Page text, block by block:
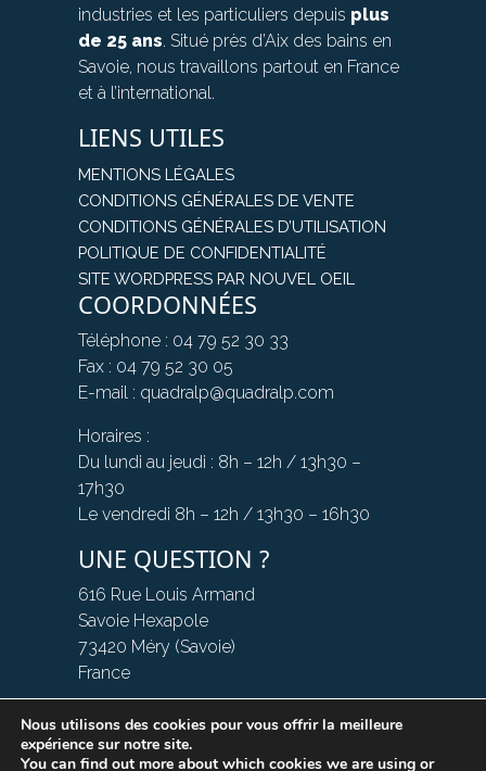
Nous utilisons des cookies pour vous offrir la meilleure
expérience sur notre site.
You can find out more about which cookies we are using or
industries et les particuliers depuis plus
de 25 ans. Situé près d’Aix des bains en
Savoie, nous travaillons partout en France
et à l’international.
LIENS UTILES
MENTIONS LÉGALES
CONDITIONS GÉNÉRALES DE VENTE
CONDITIONS GÉNÉRALES D’UTILISATION
POLITIQUE DE CONFIDENTIALITÉ
SITE WORDPRESS PAR NOUVEL OEIL
COORDONNÉES
Téléphone : 04 79 52 30 33
Fax : 04 79 52 30 05
E-mail : quadralp@quadralp.com
Horaires :
Du lundi au jeudi : 8h – 12h / 13h30 –
17h30
Le vendredi 8h – 12h / 13h30 – 16h30
UNE QUESTION ?
616 Rue Louis Armand
Savoie Hexapole
73420 Méry (Savoie)
France
NOUS CONTACTER